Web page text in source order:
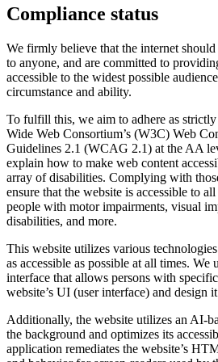
Compliance status
We firmly believe that the internet
to anyone, and are committed to
accessible to the widest possible
circumstance and ability.
To fulfill this, we aim to adhere as
Wide Web Consortium’s (W3C) Web
Guidelines 2.1 (WCAG 2.1) at the AA
explain how to make web content
array of disabilities. Complying with
ensure that the website is accessible to
people with motor impairments, visual
disabilities, and more.
This website utilizes various
as accessible as possible at all times. We
interface that allows persons with
website’s UI (user interface) and design
Additionally, the website utilizes an AI-
the background and optimizes its
application remediates the website’s